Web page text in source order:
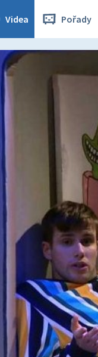
Videa Pořady